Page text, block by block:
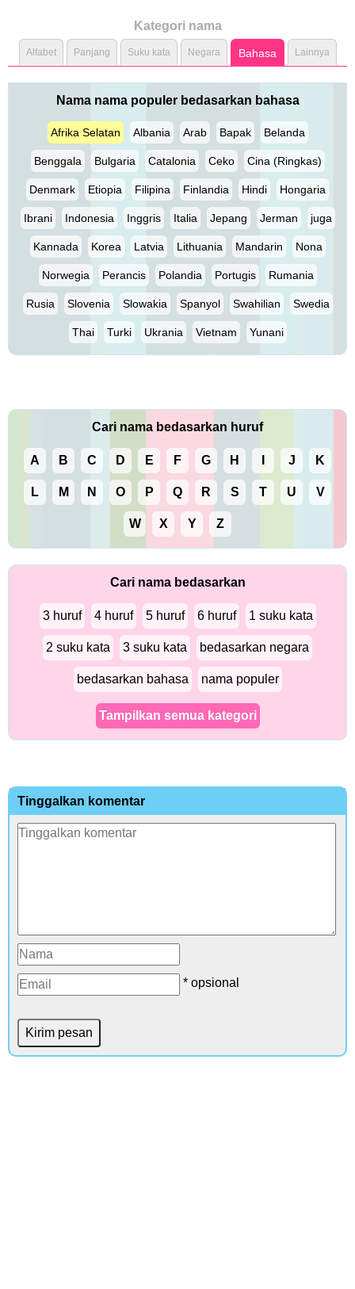
Kategori nama
Alfabet Panjang Suku kata Negara Bahasa Lainnya
Nama nama populer bedasarkan bahasa
Afrika Selatan Albania Arab Bapak Belanda
Benggala Bulgaria Catalonia Ceko Cina (Ringkas)
Denmark Etiopia Filipina Finlandia Hindi Hongaria
Ibrani Indonesia Inggris Italia Jepang Jerman juga
Kannada Korea Latvia Lithuania Mandarin Nona
Norwegia Perancis Polandia Portugis Rumania
Rusia Slovenia Slowakia Spanyol Swahilian Swedia
Thai Turki Ukrania Vietnam Yunani
Cari nama bedasarkan huruf
A B C D E F G H J K
L M N O P Q R S T U V
W X Y Z
Cari nama bedasarkan
3 huruf 4 huruf 5 huruf 6 huruf 1 suku kata
2 suku kata 3 suku kata bedasarkan negara
bedasarkan bahasa nama populer
Tampilkan semua kategori
Tinggalkan komentar
* opsional